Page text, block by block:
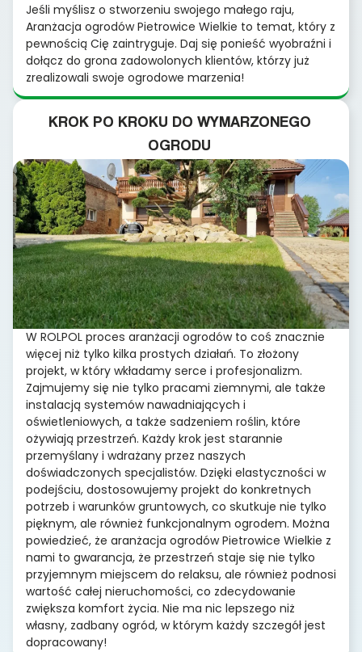
Jeśli myślisz o stworzeniu swojego małego raju,
Aranżacja ogrodów Pietrowice Wielkie to temat, który z
pewnością Cię zaintryguje. Daj się ponieść wyobraźni i
dołącz do grona zadowolonych klientów, którzy już
zrealizowali swoje ogrodowe marzenia!
KROK PO KROKU DO WYMARZONEGO
OGRODU
W ROLPOL proces aranżacji ogrodów to coś znacznie
więcej niż tylko kilka prostych działań. To złożony
projekt, w który wkładamy serce i profesjonalizm.
Zajmujemy się nie tylko pracami ziemnymi, ale także
instalacją systemów nawadniających i
oświetleniowych, a także sadzeniem roślin, które
ożywiają przestrzeń. Każdy krok jest starannie
przemyślany i wdrażany przez naszych
doświadczonych specjalistów. Dzięki elastyczności w
podejściu, dostosowujemy projekt do konkretnych
potrzeb i warunków gruntowych, co skutkuje nie tylko
pięknym, ale również funkcjonalnym ogrodem. Można
powiedzieć, że aranżacja ogrodów Pietrowice Wielkie z
nami to gwarancja, że przestrzeń staje się nie tylko
przyjemnym miejscem do relaksu, ale również podnosi
wartość całej nieruchomości, co zdecydowanie
zwiększa komfort życia. Nie ma nic lepszego niż
własny, zadbany ogród, w którym każdy szczegół jest
dopracowany!